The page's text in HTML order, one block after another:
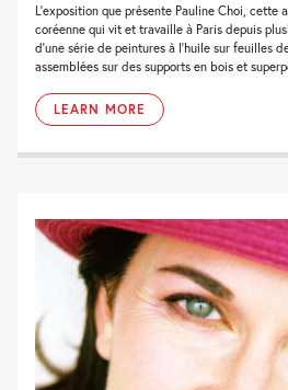
L'exposition que présente Pauline Choi, cette
coréenne qui vit et travaille à Paris depuis
d'une série de peintures à l'huile sur feuilles
assemblées sur des supports en bois et
LEARN MORE